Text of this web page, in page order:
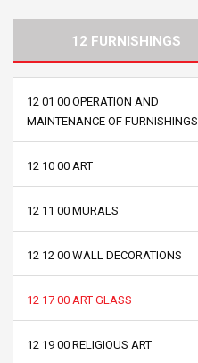
12 FURNISHINGS
12 01 00 OPERATION AND
MAINTENANCE OF FURNISHINGS
12 10 00 ART
12 11 00 MURALS
12 12 00 WALL DECORATIONS
12 17 00 ART GLASS
12 19 00 RELIGIOUS ART